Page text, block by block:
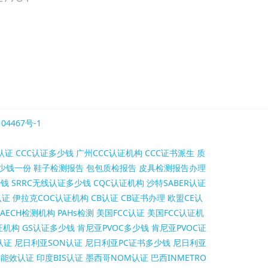
号-1
证 CCC认证多少钱 广州CCC认证机构 CCC证书派生 质
钱一份 鞋子检测报告 包包质检报告 皮具检测报告办理
SRRC无线认证多少钱 CQC认证机构 沙特SABER认证
伊拉克COC认证机构 CB认证 CB证书办理 欧盟CE认
检测机构 PAHs检测 美国FCC认证 美国FCC认证机
机构 GS认证多少钱 肯尼亚PVOC多少钱 肯尼亚PVOC证
证 尼日利亚SON认证 尼日利亚PC证书多少钱 尼日利亚
效认证 印度BIS认证 墨西哥NOM认证 巴西INMETRO